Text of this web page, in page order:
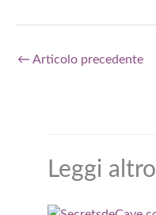
← Articolo precedente
Leggi altro